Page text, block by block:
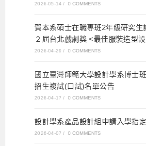
2026-05-14 / 0 COMMENTS
賀本系碩士在職專班2年級研究生
２屆台北戲劇獎 <最佳服裝造型
2026-04-29 / 0 COMMENTS
國立臺灣師範大學設計學系博士
招生複試(口試)名單公告
2026-04-17 / 0 COMMENTS
設計學系產品設計組申請入學指
2026-04-07 / 0 COMMENTS